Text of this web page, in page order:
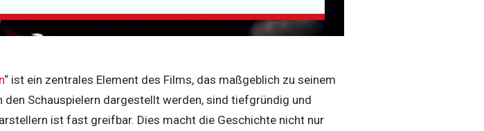
“ ist ein zentrales Element des Films, das maßgeblich zu seinem
den Schauspielern dargestellt werden, sind tiefgründig und
ist fast greifbar. Dies macht die Geschichte nicht nur